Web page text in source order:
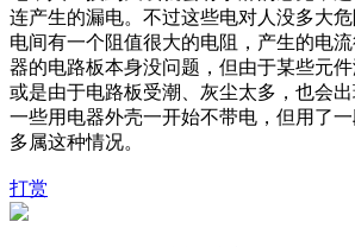
连产生的漏电。不过这些电对人没多大
电间有一个阻值很大的电阻，产生的电
器的电路板本身没问题，但由于某些元件
或是由于电路板受潮、灰尘太多，也会
一些用电器外壳一开始不带电，但用了一
多属这种情况。
打赏